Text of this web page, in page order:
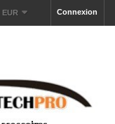
Connexion
EUR